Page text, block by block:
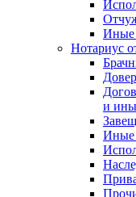
Иные
Нотариус
и
Иные